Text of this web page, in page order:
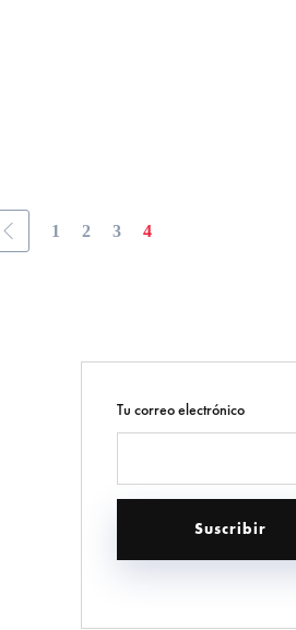
1 2 3 4
Tu correo electrónico